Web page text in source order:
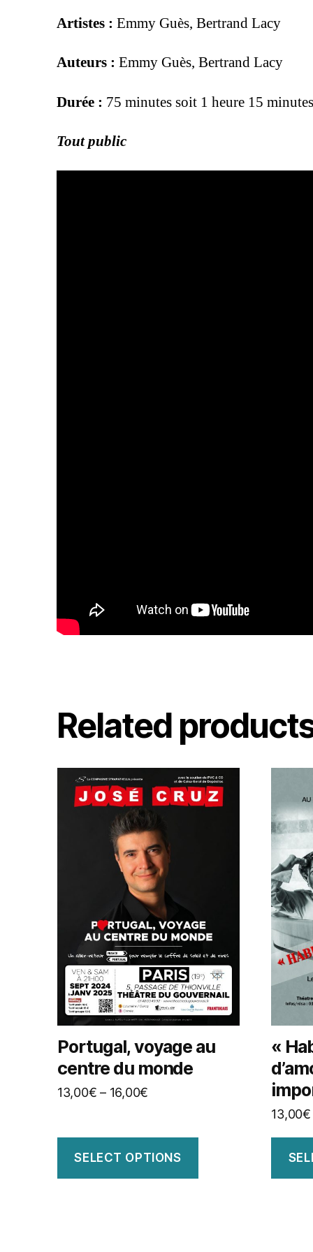
Artistes : Emmy Guès, Bertrand Lacy
Auteurs : Emmy Guès, Bertrand Lacy
Durée : 75 minutes soit 1 heure 15 minutes
Tout public
Related
Portugal, voyage au
centre du monde
13,00€ – 16,00€
SELECT OPTIONS
«
13,00€